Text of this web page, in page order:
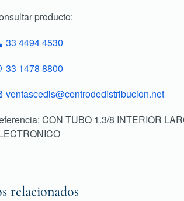
producto:
33 4494 4530
33 1478 8800
ventascedis@centrodedistribucion.net
CON TUBO 1.3/8 INTERIOR
relacionados